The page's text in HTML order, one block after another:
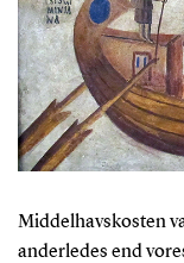
Middelhavskosten
anderledes end